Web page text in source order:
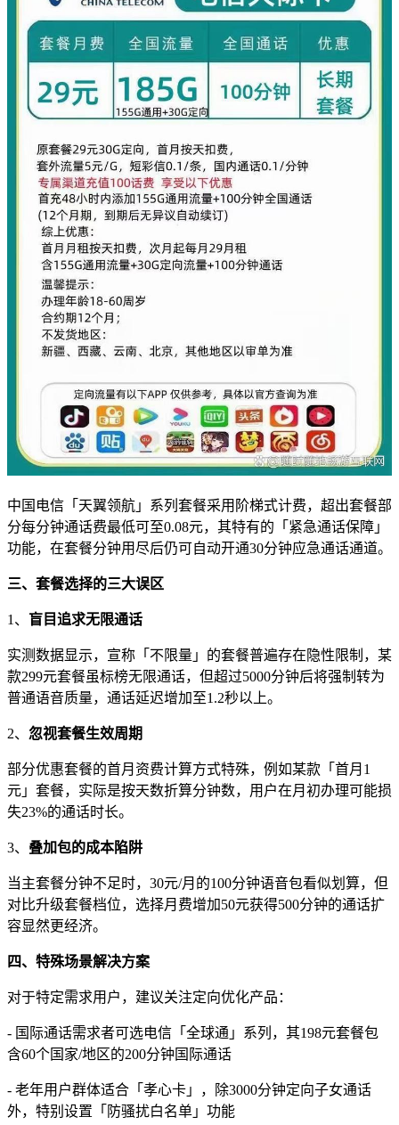
中国电信「天翼领航」系列套餐采用阶梯式计费，超出套餐部
分每分钟通话费最低可至0.08元，其特有的「紧急通话保障」
功能，在套餐分钟用尽后仍可自动开通30分钟应急通话通道。
三、套餐选择的三大误区
1、 盲目追求无限通话
实测数据显示，宣称「不限量」的套餐普遍存在隐性限制，某
款299元套餐虽标榜无限通话，但超过5000分钟后将强制转为
普通语音质量，通话延迟增加至1.2秒以上。
2、 忽视套餐生效周期
部分优惠套餐的首月资费计算方式特殊，例如某款「首月1
元」套餐，实际是按天数折算分钟数，用户在月初办理可能损
失23%的通话时长。
3、 叠加包的成本陷阱
当主套餐分钟不足时，30元/月的100分钟语音包看似划算，但
对比升级套餐档位，选择月费增加50元获得500分钟的通话扩
容显然更经济。
四、特殊场景解决方案
对于特定需求用户，建议关注定向优化产品：
- 国际通话需求者可选电信「全球通」系列，其198元套餐包
含60个国家/地区的200分钟国际通话
- 老年用户群体适合「孝心卡」，除3000分钟定向子女通话
外，特别设置「防骚扰白名单」功能